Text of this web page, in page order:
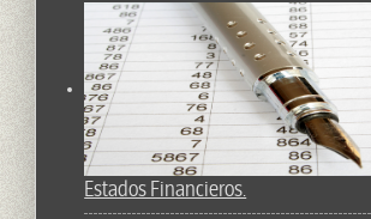
Estados Financieros.